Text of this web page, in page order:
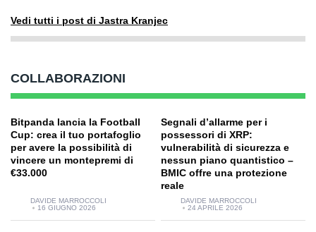
Vedi tutti i post di Jastra Kranjec
COLLABORAZIONI
Bitpanda lancia la Football
Cup: crea il tuo portafoglio
per avere la possibilità di
vincere un montepremi di
€33.000
DAVIDE MARROCCOLI
16 GIUGNO 2026
Segnali d’allarme per i
possessori di XRP:
vulnerabilità di sicurezza e
nessun piano quantistico –
BMIC offre una protezione
reale
DAVIDE MARROCCOLI
24 APRILE 2026